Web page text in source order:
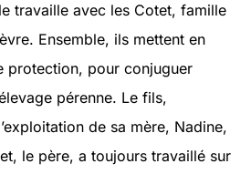
travaille avec les Cotet, famille
Ensemble, ils mettent en
protection, pour conjuguer
pérenne. Le fils,
de sa mère, Nadine,
le père, a toujours travaillé sur